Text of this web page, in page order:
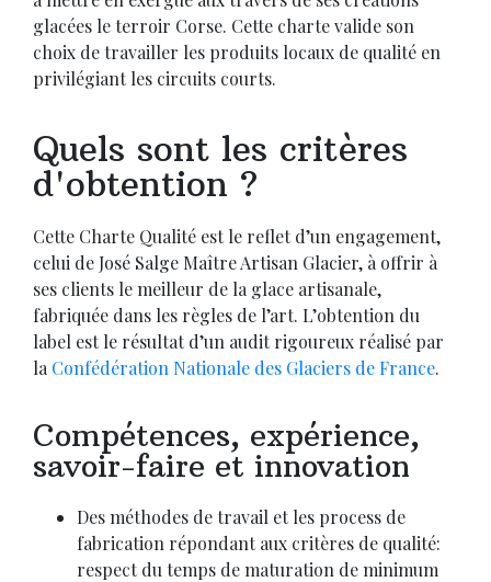
glacées le terroir Corse. Cette charte valide son
choix de travailler les produits locaux de qualité en
privilégiant les circuits courts.
Quels sont les critères
d'obtention ?
Cette Charte Qualité est le reflet d’un engagement,
celui de José Salge Maître Artisan Glacier, à offrir à
ses clients le meilleur de la glace artisanale,
fabriquée dans les règles de l’art. L’obtention du
label est le résultat d’un audit rigoureux réalisé par
la Confédération Nationale des Glaciers de France.
Compétences, expérience,
savoir-faire et innovation
Des méthodes de travail et les process de
fabrication répondant aux critères de qualité:
respect du temps de maturation de minimum